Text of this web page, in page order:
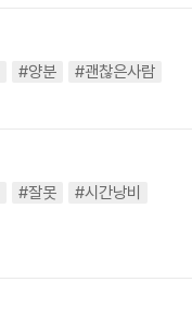
#양분 #괜찮은사람
#잘못
#시간낭비